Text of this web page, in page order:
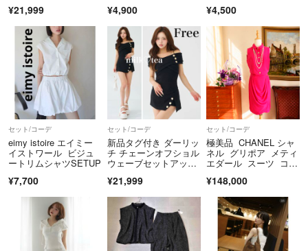
¥21,999 ¥4,900 ¥4,500
セット/コーデ
eimy istoire エイミー
イストワール ビジュ
ートリムシャツSETUP
¥7,700
セット/コーデ
新品タグ付き ダーリッ
チ チェーンオフショル
ウェーブセットアッ
¥21,999
セット/コーデ
極美品 CHANEL シャ
ネル グリポア メティ
エダール スーツ コレ
トアップ ピンク パー
ル調 グリーン
¥148,000